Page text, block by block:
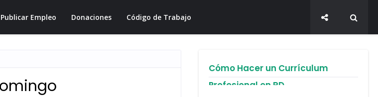
Publicar Empleo Donaciones Código de Trabajo
Cómo Hacer un Currículum
Profesional en RD